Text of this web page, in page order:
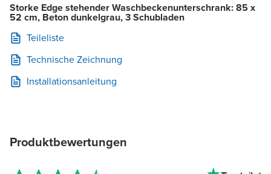
Storke Edge stehender Waschbeckenunterschrank: 85 x
52 cm, Beton dunkelgrau, 3 Schubladen
Teileliste
Technische Zeichnung
Installationsanleitung
Produktbewertungen